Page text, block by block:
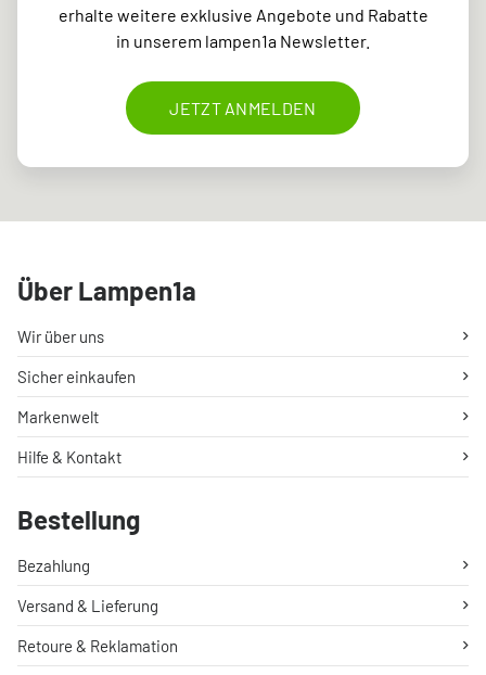
erhalte weitere exklusive Angebote und Rabatte
in unserem lampen1a Newsletter.
JETZT ANMELDEN
Über Lampen1a
Wir über uns
Sicher einkaufen
Markenwelt
Hilfe & Kontakt
Bestellung
Bezahlung
Versand & Lieferung
Retoure & Reklamation